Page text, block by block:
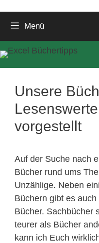
Menü
Unsere
vorgestellt
Auf der Suche nach
Bücher rund ums
Unzählige. Neben
Büchern gibt es
Bücher. Sachbücher
teurer als Bücher
kann ich Euch